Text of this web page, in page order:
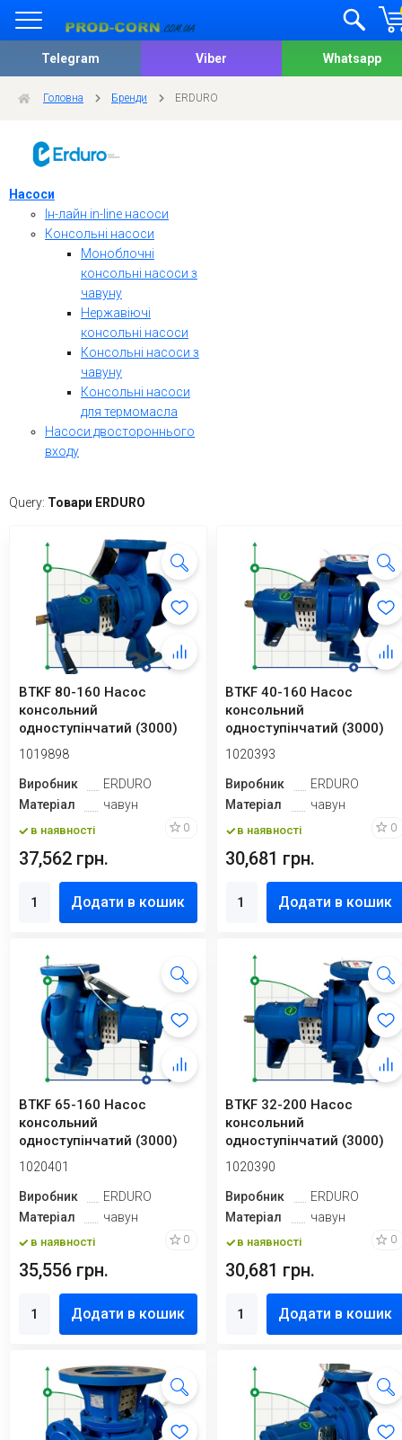
Telegram Viber Whatsapp
Головна Бренди ERDURO
Насоси
Ін-лайн in-line насоси
Консольні насоси
Моноблочні
консольні насоси з
чавуну
Нержавіючі
консольні насоси
Консольні насоси з
чавуну
Консольні насоси
для термомасла
Насоси двостороннього
входу
Query: Товари ERDURO
BTKF 80-160 Насос
консольний
одноступінчатий (3000)
1019898
Виробник
ERDURO
Матеріал
чавун
в наявності 0
37,562 грн.
Додати в кошик
BTKF 40-160 Насос
консольний
одноступінчатий (3000)
1020393
Виробник
ERDURO
Матеріал
чавун
в наявності 0
30,681 грн.
Додати в кошик
BTKF 65-160 Насос
консольний
одноступінчатий (3000)
1020401
Виробник
ERDURO
Матеріал
чавун
в наявності 0
35,556 грн.
Додати в кошик
BTKF 32-200 Насос
консольний
одноступінчатий (3000)
1020390
Виробник
ERDURO
Матеріал
чавун
в наявності 0
30,681 грн.
Додати в кошик